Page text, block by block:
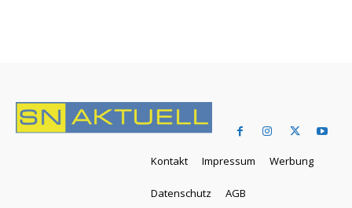
Kontakt Impressum Werbung
Datenschutz AGB